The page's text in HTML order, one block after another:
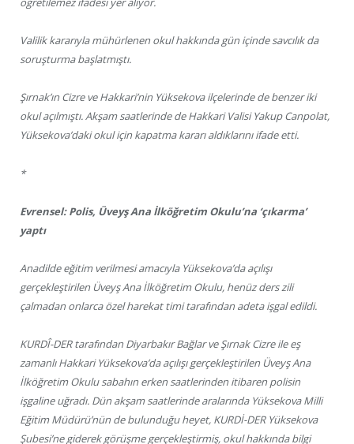
Valilik kararıyla mühürlenen okul hakkında gün içinde savcılık da
soruşturma başlatmıştı.
Şırnak’ın Cizre ve Hakkari’nin Yüksekova ilçelerinde de benzer iki
okul açılmıştı. Akşam saatlerinde de Hakkari Valisi Yakup Canpolat,
Yüksekova’daki okul için kapatma kararı aldıklarını ifade etti.
*
Evrensel: Polis, Üveyş Ana İlköğretim Okulu’na ‘çıkarma’
yaptı
Anadilde eğitim verilmesi amacıyla Yüksekova’da açılışı
gerçekleştirilen Üveyş Ana İlköğretim Okulu, henüz ders zili
çalmadan onlarca özel harekat timi tarafından adeta işgal edildi.
KURDÎ-DER tarafından Diyarbakır Bağlar ve Şırnak Cizre ile eş
zamanlı Hakkari Yüksekova’da açılışı gerçekleştirilen Üveyş Ana
İlköğretim Okulu sabahın erken saatlerinden itibaren polisin
işgaline uğradı. Dün akşam saatlerinde aralarında Yüksekova Milli
Eğitim Müdürü’nün de bulunduğu heyet, KURDİ-DER Yüksekova
Şubesi’ne giderek görüşme gerçekleştirmiş, okul hakkında bilgi